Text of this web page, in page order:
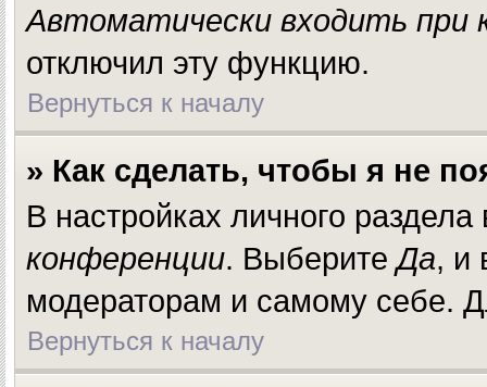
Автоматически входить при
отключил эту функцию.
Вернуться к началу
» Как сделать, чтобы я не
В настройках личного
конференции. ВыберитеДа, и
модераторам и самому себе.
Вернуться к началу